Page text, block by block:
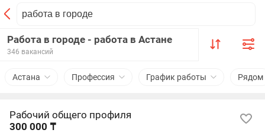
Работа в городе - работа в Астане
346 вакансий
Астана Профессия График работы Рядом
Рабочий общего профиля
300 000 ₸